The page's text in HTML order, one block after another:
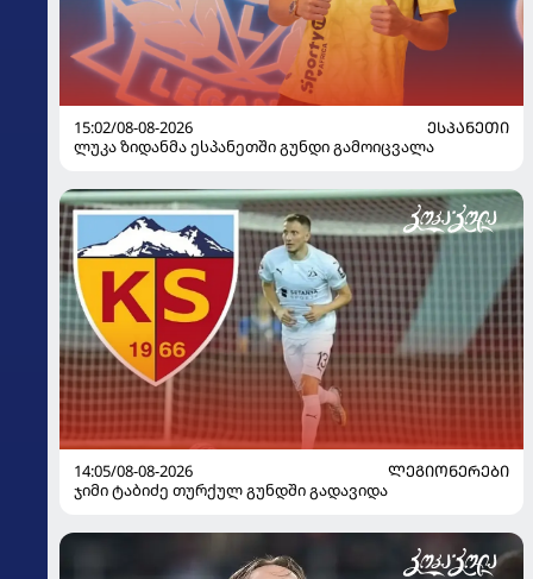
15:02/08-08-2026
ᲔᲡᲞᲐᲜᲔᲗᲘ
ლუკა ზიდანმა ესპანეთში გუნდი გამოიცვალა
14:05/08-08-2026
ᲚᲔᲒᲘᲝᲜᲔᲠᲔᲑᲘ
ჯიმი ტაბიძე თურქულ გუნდში გადავიდა